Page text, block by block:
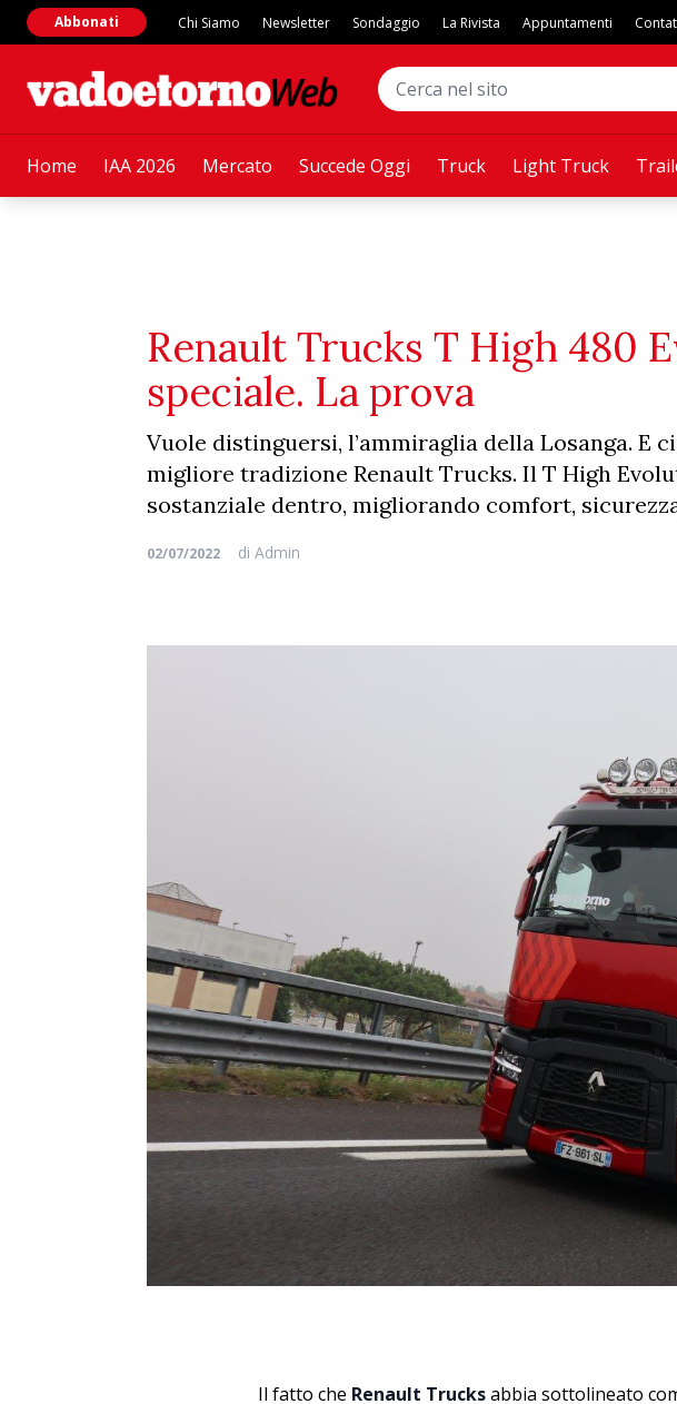
Home IAA 2026 Mercato Succede Oggi Truck Light Truck
Abbonati Chi Siamo Newsletter Sondaggio La Rivista Appuntamenti
Renault Trucks T High 480
speciale. La prova
Vuole distinguersi, l’ammiraglia della Losanga. E
migliore tradizione Renault Trucks. Il T High
sostanziale dentro, migliorando comfort,
02/07/2022 di Admin
Il fatto che Renault Trucksabbia sottolineato